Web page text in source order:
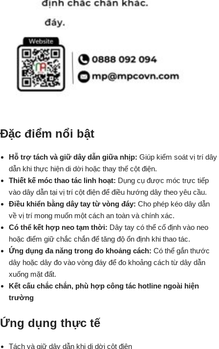
Đặc điểm nổi bật
Hỗ trợ tách và giữ dây dẫn giữa nhịp: Giúp kiểm soát vị trí dây
dẫn khi thực hiện di dời hoặc thay thế cột điện.
Thiết kế móc thao tác linh hoạt: Dụng cụ được móc trực tiếp
vào dây dẫn tại vị trí cột điện để điều hướng dây theo yêu cầu.
Điều khiển bằng dây tay từ vòng đáy: Cho phép kéo dây dẫn
về vị trí mong muốn một cách an toàn và chính xác.
Có thể kết hợp neo tạm thời: Dây tay có thể cố định vào neo
hoặc điểm giữ chắc chắn để tăng độ ổn định khi thao tác.
Ứng dụng đa năng trong đo khoảng cách: Có thể gắn thước
dây hoặc dây đo vào vòng đáy để đo khoảng cách từ dây dẫn
xuống mặt đất.
Kết cấu chắc chắn, phù hợp công tác hotline ngoài hiện
trường
Ứng dụng thực tế
Tách và giữ dây dẫn khi di dời cột điện